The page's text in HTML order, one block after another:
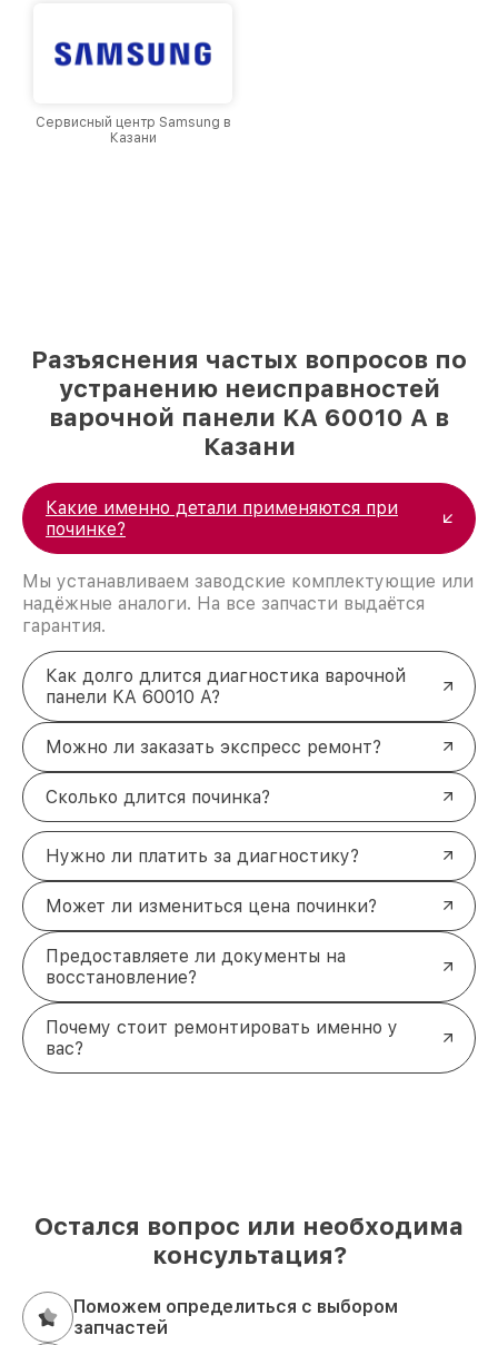
Сервисный центр Samsung в
Казани
Разъяснения частых вопросов по
устранению неисправностей
варочной панели KA 60010 A в
Казани
Какие именно детали применяются при
починке?
Мы устанавливаем заводские комплектующие или
надёжные аналоги. На все запчасти выдаётся
гарантия.
Как долго длится диагностика варочной
панели KA 60010 A?
Можно ли заказать экспресс ремонт?
Сколько длится починка?
Нужно ли платить за диагностику?
Может ли измениться цена починки?
Предоставляете ли документы на
восстановление?
Почему стоит ремонтировать именно у
вас?
Остался вопрос или необходима
консультация?
Поможем определиться с выбором
запчастей